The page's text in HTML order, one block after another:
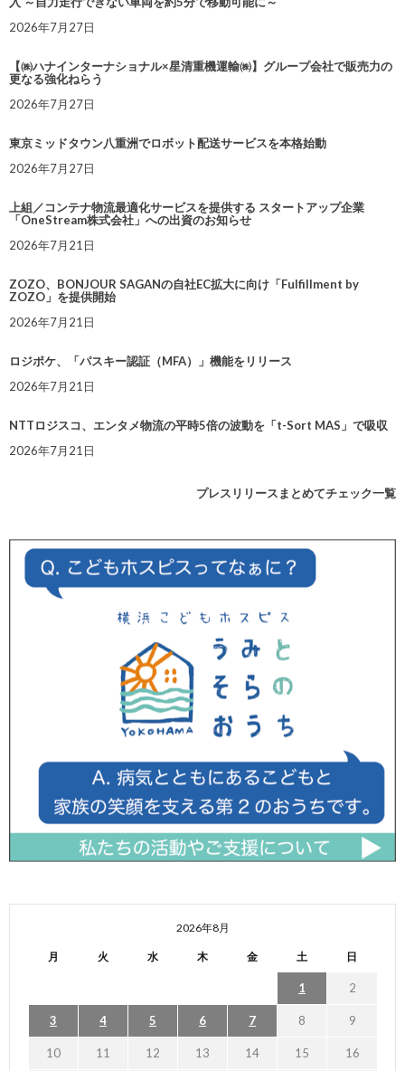
2026年7月27日
【㈱ハナインターナショナル×星清重機運輸㈱】グループ会社で販売力の
更なる強化ねらう
2026年7月27日
東京ミッドタウン八重洲でロボット配送サービスを本格始動
2026年7月27日
上組／コンテナ物流最適化サービスを提供する スタートアップ企業
「OneStream株式会社」への出資のお知らせ
2026年7月21日
ZOZO、BONJOUR SAGANの自社EC拡大に向け「Fulfillment by
ZOZO」を提供開始
2026年7月21日
ロジポケ、「パスキー認証（MFA）」機能をリリース
2026年7月21日
NTTロジスコ、エンタメ物流の平時5倍の波動を「t-Sort MAS」で吸収
2026年7月21日
プレスリリースまとめてチェック一覧
2026年8月
月 火 水 木 金 土 日
1 2
3 4 5 6 7 8 9
10 11 12 13 14 15 16